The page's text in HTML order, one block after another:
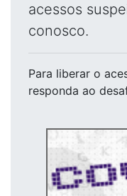
acessos
conosco.
Para liberar o
responda ao